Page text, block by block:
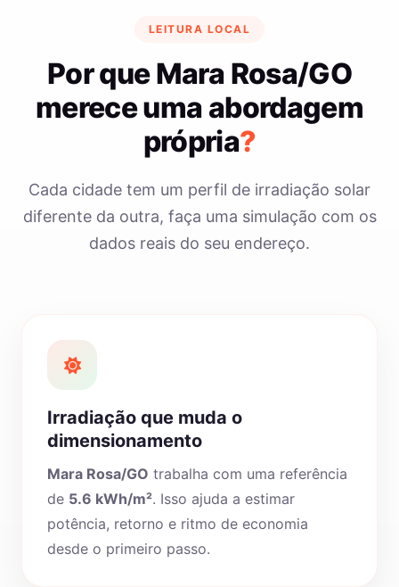
LEITURA LOCAL
Por que Mara Rosa/GO
merece uma abordagem
própria?
Cada cidade tem um perfil de irradiação solar
diferente da outra, faça uma simulação com os
dados reais do seu endereço.
Irradiação que muda o
dimensionamento
Mara Rosa/GO trabalha com uma referência
de 5.6 kWh/m². Isso ajuda a estimar
potência, retorno e ritmo de economia
desde o primeiro passo.